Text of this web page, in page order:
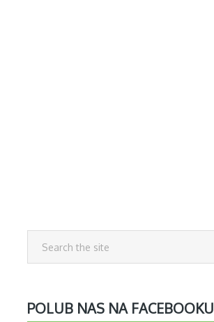
POLUB NAS NA FACEBOOKU